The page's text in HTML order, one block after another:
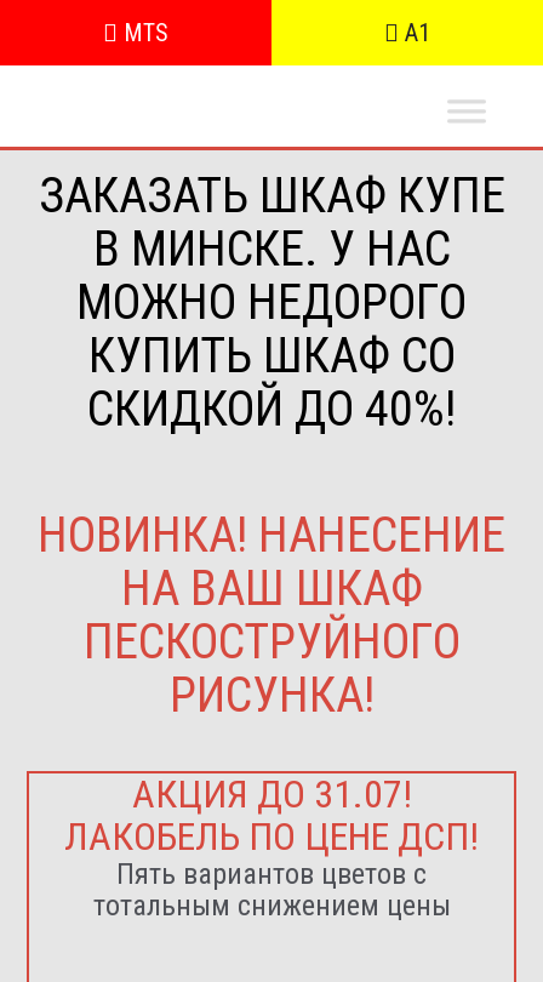
MTS A1
ЗАКАЗАТЬ ШКАФ КУПЕ
В МИНСКЕ. У НАС
МОЖНО НЕДОРОГО
КУПИТЬ ШКАФ СО
СКИДКОЙ ДО 40%!
НОВИНКА! НАНЕСЕНИЕ
НА ВАШ ШКАФ
ПЕСКОСТРУЙНОГО
РИСУНКА!
АКЦИЯ ДО 31.07!
ЛАКОБЕЛЬ ПО ЦЕНЕ ДСП!
Пять вариантов цветов с
тотальным снижением цены